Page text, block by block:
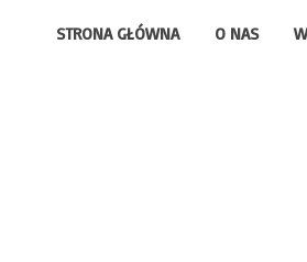
STRONA GŁÓWNA O NAS